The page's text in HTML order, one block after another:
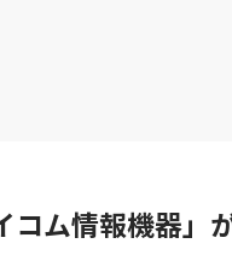
コム情報機器」